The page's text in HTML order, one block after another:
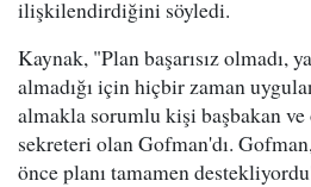
ilişkilendirdiğini söyledi.
Kaynak, "Plan başarısız olmadı,
almadığı için hiçbir zaman
almakla sorumlu kişi başbakan
sekreteri olan Gofman'dı.
önce planı tamamen